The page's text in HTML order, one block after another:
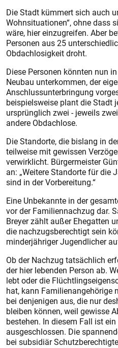
Die Stadt kümmert sich auch
Wohnsituationen“, ohne dass
wäre, hier einzugreifen. Aber
Personen aus 25
Obdachlosigkeit droht.
Diese Personen könnten nun
Neubau unterkommen, der
Anschlussunterbringung
beispielsweise plant die Stadt
ursprünglich zwei - jeweils
andere Obdachlose.
Die Standorte, die bislang in
teilweise mit gewissen
verwirklicht. Bürgermeister
an: „Weitere Standorte für die
sind in der Vorbereitung.“
Eine Unbekannte in der
vor der Familiennachzug dar.
Breyer zählt außer Ehegatten
die nachzugsberechtigt sein
minderjähriger Jugendlicher
Ob der Nachzug tatsächlich
der hier lebenden Person ab.
lebt oder die
hat, kann Familienangehörige
bei denjenigen aus, die nur
bleiben können, weil gewisse
bestehen. In diesem Fall ist
ausgeschlossen. Die
bei subsidiär